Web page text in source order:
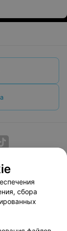
і
оплаты
сервиса
сбора